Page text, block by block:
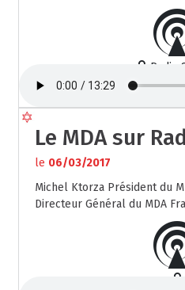
Radio
Le MDA sur
le 06/03/2017
Michel Ktorza Président du
Directeur Général du MDA